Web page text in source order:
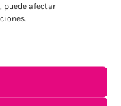
puede afectar